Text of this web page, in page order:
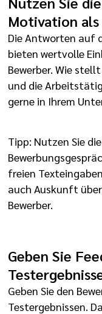
Motivation als
Die Antworten auf
bieten wertvolle
Bewerber. Wie
und die
gerne in Ihrem
Tipp: Nutzen Sie
freien
auch Auskunft
Bewerber.
Geben Sie
Geben Sie den
Testergebnissen.